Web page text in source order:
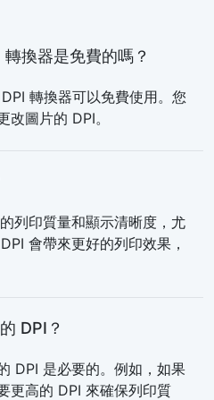
換器是免費的嗎？
轉換器可以免費使用。您
圖片的 DPI。
列印質量和顯示清晰度，尤
會帶來更好的列印效果，
DPI？
DPI 是必要的。例如，如果
更高的 DPI 來確保列印質